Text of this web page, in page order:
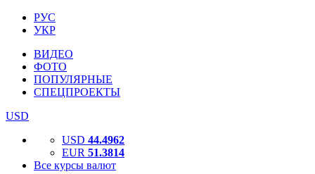
РУС
УКР
ВИДЕО
ФОТО
ПОПУЛЯРНЫЕ
СПЕЦПРОЕКТЫ
USD
USD 44.4962
EUR 51.3814
Все курсы валют